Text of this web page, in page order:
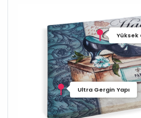
Yüksek
Ultra Gergin Yapı